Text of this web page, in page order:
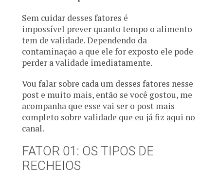
Sem cuidar desses fatores é
impossível prever quanto tempo o alimento
tem de validade. Dependendo da
contaminação a que ele for exposto ele pode
perder a validade imediatamente.
Vou falar sobre cada um desses fatores nesse
post e muito mais, então se você gostou, me
acompanha que esse vai ser o post mais
completo sobre validade que eu já fiz aqui no
canal.
FATOR 01: OS TIPOS DE
RECHEIOS